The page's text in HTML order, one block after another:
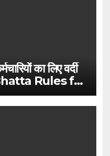
का लिए वर्दी
Rules for